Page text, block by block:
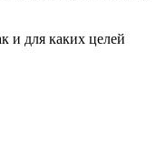
и для каких целей